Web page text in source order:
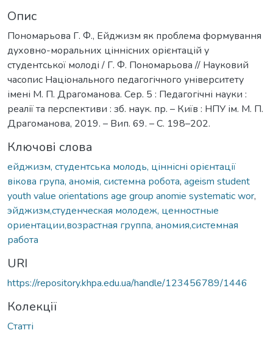
Опис
Пономарьова Г. Ф., Ейджизм як проблема формування
духовно-моральних ціннісних орієнтацій у
студентської молоді / Г. Ф. Пономарьова // Науковий
часопис Національного педагогічного університету
імені М. П. Драгоманова. Сер. 5 : Педагогічні науки :
реалії та перспективи : зб. наук. пр. – Київ : НПУ ім. М. П.
Драгоманова, 2019. – Вип. 69. – С. 198–202.
Ключові слова
ейджизм, студентська молодь, ціннісні орієнтації
вікова група, аномія, системна робота, ageism student
youth value orientations age group anomie systematic wor,
эйджизм,студенческая молодеж, ценностные
ориентации,возрастная группа, аномия,системная
работа
URI
https://repository.khpa.edu.ua/handle/123456789/1446
Колекції
Статті